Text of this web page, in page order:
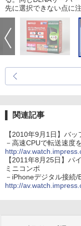
先に選択できない点に
関連記事
【2010年9月1日】バ
－高速CPUで転送速度
http://
【2011年8月25日】パ
ミニコンポ
－iPhoneデジタル接続
http://